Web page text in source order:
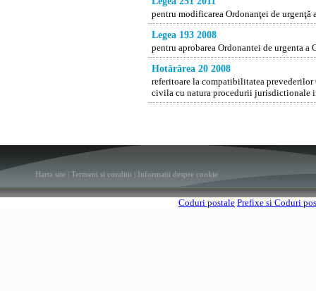
pentru modificarea Ordonanţei de
Legea 193 2008
pentru aprobarea Ordonantei de urgenta
Hotărârea 20 2008
referitoare la compatibilitatea
civila cu natura procedurii jurisdictionale
Harta site Termeni si conditii Informatii despre cookie
Coduri postale Prefixe si Coduri